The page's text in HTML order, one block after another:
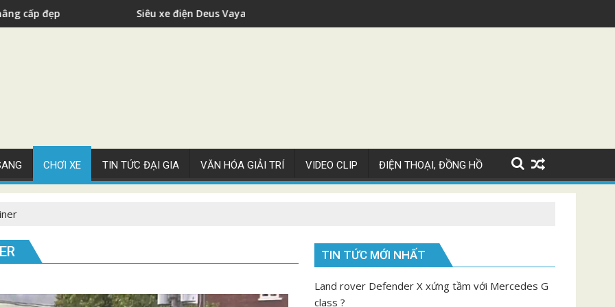
Siêu xe điện Deus Vayanne cho nhà giàu
CHƠI XE TIN TỨC ĐẠI GIA VĂN HÓA GIẢI TRÍ VIDEO CLIP ĐIỆN THOẠI, ĐỒNG HỒ
TIN TỨC MỚI NHẤT
Land rover Defender X xứng tầm với Mercedes G
class ?